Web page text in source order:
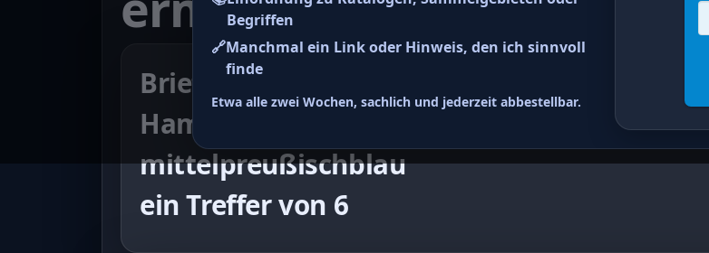
Begriffen
🔗Manchmal ein Link oder Hinweis, den ich sinnvoll
finde
Etwa alle zwei Wochen, sachlich und jederzeit abbestellbar.
Briefmarke zu Bergedorf Freimarken: Je
Hamburg zu einem Wappen vereinigt 1/2 S
mittelpreußischblau
ein Treffer von 6